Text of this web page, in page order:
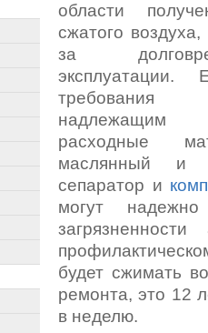
области
сжатого
за
требования
надлежащим
расходные
маслянный и
сепаратор и
могут
будет сжимать
ремонта, это 12
в неделю.